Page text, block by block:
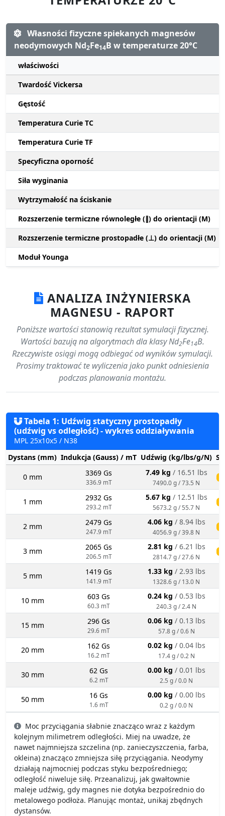
Własności fizyczne spiekanych magnesów
neodymowych Nd2Fe14B w temperaturze 20°C
właściwości
Twardość Vickersa
Gęstość
Temperatura Curie TC
Temperatura Curie TF
Specyficzna oporność
Siła wyginania
Wytrzymałość na ściskanie
Rozszerzenie termiczne równoległe (∥) do orientacji (M)
Rozszerzenie termiczne prostopadłe (⊥) do orientacji (M)
Moduł Younga
ANALIZA INŻYNIERSKA
MAGNESU - RAPORT
Poniższe wartości stanowią rezultat symulacji fizycznej.
Wartości bazują na algorytmach dla klasy Nd2Fe14B.
Rzeczywiste osiągi mogą odbiegać od wyników symulacji.
Prosimy traktować te wyliczenia jako punkt odniesienia
podczas planowania montażu.
Tabela 1: Udźwig statyczny prostopadły
(udźwig vs odległość) - wykres oddziaływania
MPL 25x10x5 / N38
Dystans (mm) Indukcja (Gauss) / mT Udźwig (kg/lbs/g/N)
0 mm 3369 Gs
336.9 mT
7.49 kg / 16.51 lbs
7490.0 g / 73.5 N
1 mm 2932 Gs
293.2 mT
5.67 kg / 12.51 lbs
5673.2 g / 55.7 N
2 mm 2479 Gs
247.9 mT
4.06 kg / 8.94 lbs
4056.9 g / 39.8 N
3 mm 2065 Gs
206.5 mT
2.81 kg / 6.21 lbs
2814.7 g / 27.6 N
5 mm 1419 Gs
141.9 mT
1.33 kg / 2.93 lbs
1328.6 g / 13.0 N
10 mm 603 Gs
60.3 mT
0.24 kg / 0.53 lbs
240.3 g / 2.4 N
15 mm 296 Gs
29.6 mT
0.06 kg / 0.13 lbs
57.8 g / 0.6 N
20 mm 162 Gs
16.2 mT
0.02 kg / 0.04 lbs
17.4 g / 0.2 N
30 mm 62 Gs
6.2 mT
0.00 kg / 0.01 lbs
2.5 g / 0.0 N
50 mm 16 Gs
1.6 mT
0.00 kg / 0.00 lbs
0.2 g / 0.0 N
Moc przyciągania słabnie znacząco wraz z każdym
kolejnym milimetrem odległości. Miej na uwadze, że
nawet najmniejsza szczelina (np. zanieczyszczenia, farba,
okleina) znacząco zmniejsza siłę przyciągania. Neodymy
działają najmocniej podczas styku bezpośredniego;
odległość niweluje siłę. Przeanalizuj, jak gwałtownie
maleje udźwig, gdy magnes nie dotyka bezpośrednio do
metalowego podłoża. Planując montaż, unikaj zbędnych
dystansów.